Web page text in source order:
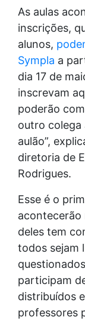
As aulas
inscrições,
alunos,
Sympla a
dia 17 de
inscrevam
poderão
outro colega
aulão”,
diretoria de
Rodrigues.
Esse é o
acontecerão
deles tem
todos sejam
participam
distribuídos
professores